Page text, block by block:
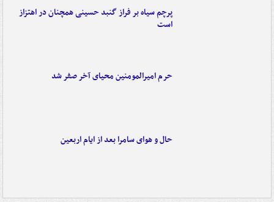
پرچم سیاه بر فراز گنبد حسینی همچنان در اهتزاز
است
حرم امیرالمومنین محیای آخر صفر شد
حال و هوای سامرا بعد از ایام اربعین